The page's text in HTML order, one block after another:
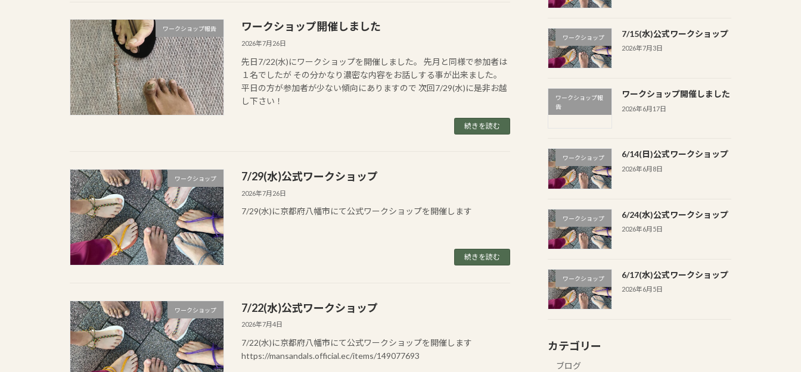
ワークショップ報告 ワークショップ開催しました
2026年7月26日
先日7/22(水)にワークショップを開催しました。 先月と同様で参加者は
１名でしたが その分かなり濃密な内容をお話しする事が出来ました。
平日の方が参加者が少ない傾向にありますので 次回7/29(水)に是非お越
し下さい！
続きを読む
ワークショップ 7/29(水)公式ワークショップ
2026年7月26日
7/29(水)に京都府八幡市にて公式ワークショップを開催します
続きを読む
ワークショップ 7/22(水)公式ワークショップ
2026年7月4日
7/22(水)に京都府八幡市にて公式ワークショップを開催します
https://mansandals.official.ec/items/149077693
ワークショップ 7/15(水)公式ワークショップ
2026年7月3日
ワークショップ報
告
ワークショップ開催しました
2026年6月17日
ワークショップ 6/14(日)公式ワークショップ
2026年6月8日
ワークショップ 6/24(水)公式ワークショップ
2026年6月5日
ワークショップ 6/17(水)公式ワークショップ
2026年6月5日
カテゴリー
ブログ